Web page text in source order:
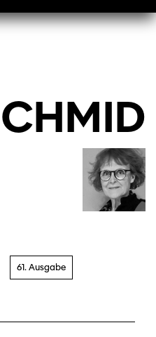
61. Ausgabe